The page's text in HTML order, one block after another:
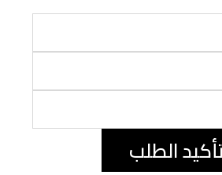
الطلب